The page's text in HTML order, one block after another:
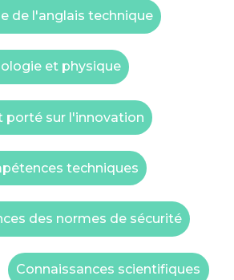
de l'anglais technique
et physique
porté sur l'innovation
techniques
des normes de sécurité
Connaissances scientifiques